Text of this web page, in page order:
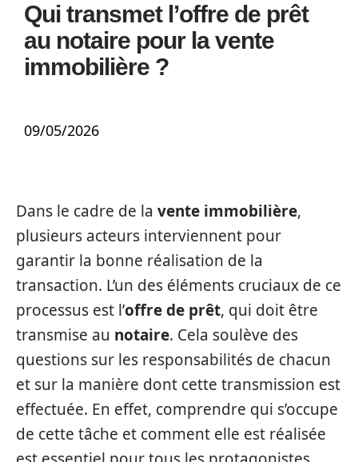
Qui transmet l’offre de prêt
au notaire pour la vente
immobilière ?
09/05/2026
Dans le cadre de la vente immobilière,
plusieurs acteurs interviennent pour
garantir la bonne réalisation de la
transaction. L’un des éléments cruciaux de ce
processus est l’offre de prêt, qui doit être
transmise au notaire. Cela soulève des
questions sur les responsabilités de chacun
et sur la manière dont cette transmission est
effectuée. En effet, comprendre qui s’occupe
de cette tâche et comment elle est réalisée